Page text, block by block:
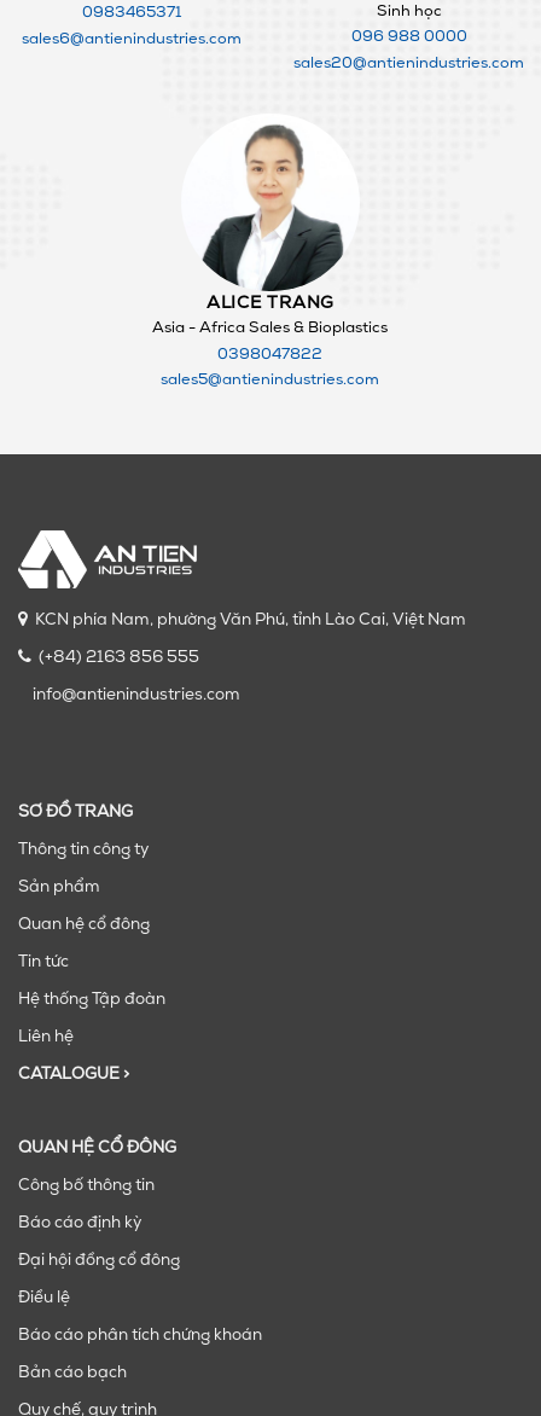
0983465371
sales6@antienindustries.com
Sinh học
096 988 0000
sales20@antienindustries.com
ALICE TRANG
Asia - Africa Sales & Bioplastics
0398047822
sales5@antienindustries.com
KCN phía Nam, phường Văn Phú, tỉnh Lào Cai, Việt Nam
(+84) 2163 856 555
info@antienindustries.com
SƠ ĐỒ TRANG
Thông tin công ty
Sản phẩm
Quan hệ cổ đông
Tin tức
Hệ thống Tập đoàn
Liên hệ
CATALOGUE >
QUAN HỆ CỔ ĐÔNG
Công bố thông tin
Báo cáo định kỳ
Đại hội đồng cổ đông
Điều lệ
Báo cáo phân tích chứng khoán
Bản cáo bạch
Quy chế, quy trình